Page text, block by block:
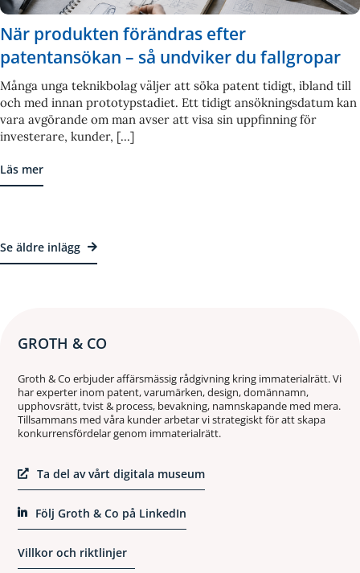
Se äldre inlägg
När produkten förändras efter
patentansökan – så undviker du fallgropar
Många unga teknikbolag väljer att söka patent tidigt, ibland till
och med innan prototypstadiet. Ett tidigt ansökningsdatum kan
vara avgörande om man avser att visa sin uppfinning för
investerare, kunder, [...]
Läs mer
GROTH & CO
Groth & Co erbjuder affärsmässig rådgivning kring immaterialrätt. Vi
har experter inom patent, varumärken, design, domännamn,
upphovsrätt, tvist & process, bevakning, namnskapande med mera.
Tillsammans med våra kunder arbetar vi strategiskt för att skapa
konkurrensfördelar genom immaterialrätt.
Ta del av vårt digitala museum
Följ Groth & Co på LinkedIn
Villkor och riktlinjer